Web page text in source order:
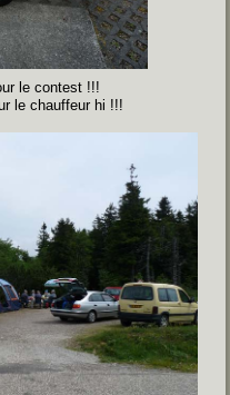
le contest !!!
le chauffeur hi !!!